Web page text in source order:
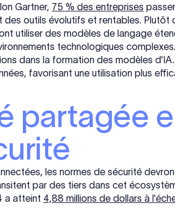
Gartner, 75 % des entreprises
outils évolutifs et rentables. Plutôt
utiliser des modèles de langage
technologiques complexes.
dans la formation des modèles
favorisant une utilisation plus
partagée
les normes de sécurité
par des tiers dans cet
a atteint 4,88 millions de dollars à